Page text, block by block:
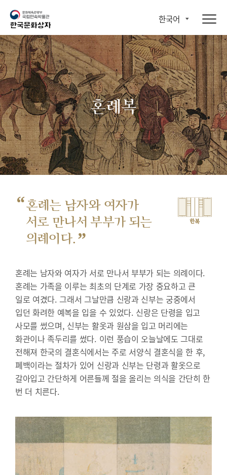
한국어
혼례복
“혼례는 남자와 여자가
서로 만나서 부부가 되는
의례이다. ”
한복
혼례는 남자와 여자가 서로 만나서 부부가 되는 의례이다.
혼례는 가족을 이루는 최초의 단계로 가장 중요하고 큰
일로 여겼다. 그래서 그날만큼 신랑과 신부는 궁중에서
입던 화려한 예복을 입을 수 있었다. 신랑은 단령을 입고
사모를 썼으며, 신부는 활옷과 원삼을 입고 머리에는
화관이나 족두리를 썼다. 이런 풍습이 오늘날에도 그대로
전해져 한국의 결혼식에서는 주로 서양식 결혼식을 한 후,
폐백이라는 절차가 있어 신랑과 신부는 단령과 활옷으로
갈아입고 간단하게 어른들께 절을 올리는 의식을 간단히 한
번 더 치른다.